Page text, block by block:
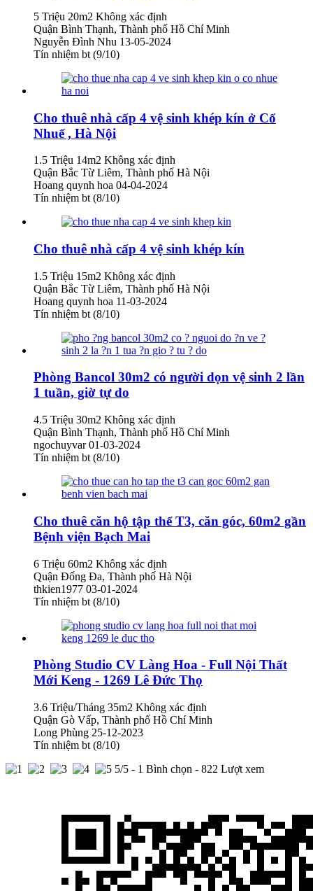
5 Triệu 20m2 Không xác định
Quận Bình Thạnh, Thành phố Hồ Chí Minh
Nguyễn Đình Nhu 13-05-2024
Tín nhiệm bt (9/10)
Cho thuê nhà cấp 4 vệ sinh khép kín ở Cổ
Nhuế , Hà Nội
1.5 Triệu 14m2 Không xác định
Quận Bắc Từ Liêm, Thành phố Hà Nội
Hoang quynh hoa 04-04-2024
Tín nhiệm bt (8/10)
Cho thuê nhà cấp 4 vệ sinh khép kín
1.5 Triệu 15m2 Không xác định
Quận Bắc Từ Liêm, Thành phố Hà Nội
Hoang quynh hoa 11-03-2024
Tín nhiệm bt (8/10)
Phòng Bancol 30m2 có người dọn vệ sinh 2 lần
1 tuần, giờ tự do
4.5 Triệu 30m2 Không xác định
Quận Bình Thạnh, Thành phố Hồ Chí Minh
ngochuyvar01-03-2024
Tín nhiệm bt (8/10)
Cho thuê căn hộ tập thể T3, căn góc, 60m2 gần
Bệnh viện Bạch Mai
6 Triệu 60m2 Không xác định
Quận Đống Đa, Thành phố Hà Nội
thkien1977 03-01-2024
Tín nhiệm bt (8/10)
Phòng Studio CV Làng Hoa - Full Nội Thất
Mới Keng - 1269 Lê Đức Thọ
3.6 Triệu/Tháng 35m2 Không xác định
Quận Gò Vấp, Thành phố Hồ Chí Minh
Long Phùng 25-12-2023
Tín nhiệm bt (8/10)
5/5 - 1 Bình chọn - 822 Lượt xem